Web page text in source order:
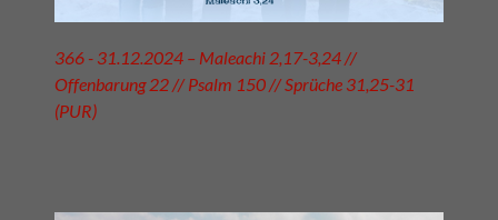
366 - 31.12.2024 – Maleachi 2,17-3,24 //
Offenbarung 22 // Psalm 150 // Sprüche 31,25-31
(PUR)